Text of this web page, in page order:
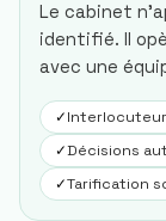
Le cabinet
identifié. Il
avec une
✓
✓Décisions
✓Tarification